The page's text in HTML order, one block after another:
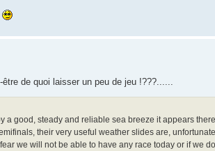
de quoi laisser un peu de jeu !???......
a good, steady and reliable sea breeze it appears
their very useful weather slides are,
we will not be able to have any race today or if we